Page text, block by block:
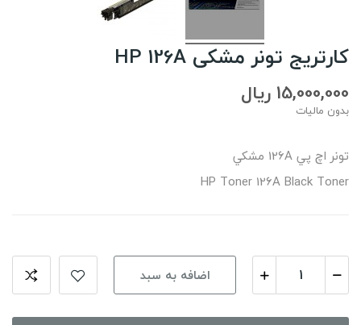
کارتریج تونر مشکی HP 126A
15,000,000 ریال
بدون مالیات
تونر اچ پي 126A مشکي
HP Toner 126A Black Toner
اضافه به سبد